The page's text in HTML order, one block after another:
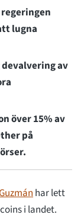
lugna
av
över 15% av
på
har lett
i landet.